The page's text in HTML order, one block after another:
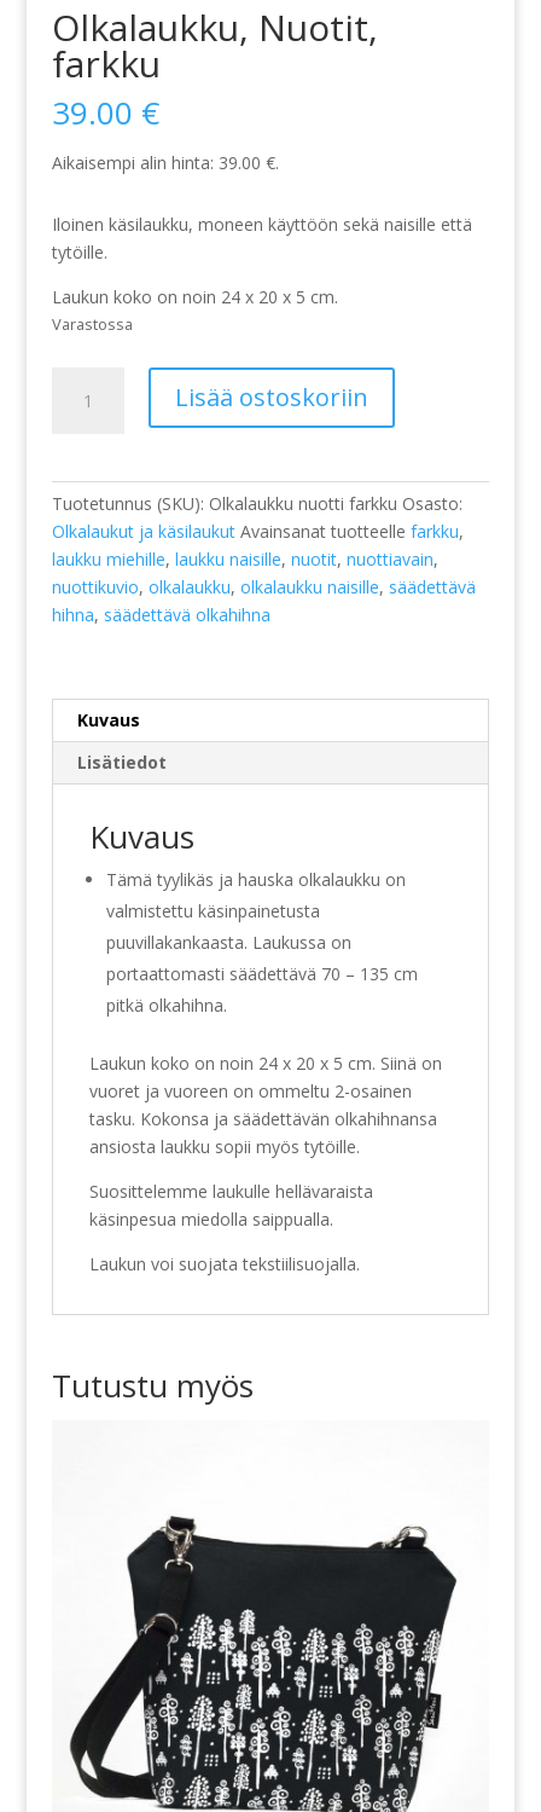
Olkalaukku, Nuotit,
farkku
39.00 €
Aikaisempi alin hinta: 39.00 €.
Iloinen käsilaukku, moneen käyttöön sekä naisille että
tytöille.
Laukun koko on noin 24 x 20 x 5 cm.
Varastossa
Nuotit,
Lisää ostoskoriin
Tuotetunnus (SKU): Olkalaukku nuotti farkku Osasto:
Olkalaukut ja käsilaukut Avainsanat tuotteelle farkku,
laukku miehille, laukku naisille, nuotit, nuottiavain,
nuottikuvio, olkalaukku, olkalaukku naisille, säädettävä
hihna, säädettävä olkahihna
Kuvaus
Lisätiedot
Kuvaus
Tämä tyylikäs ja hauska olkalaukku on
valmistettu käsinpainetusta
puuvillakankaasta. Laukussa on
portaattomasti säädettävä 70 – 135 cm
pitkä olkahihna.
Laukun koko on noin 24 x 20 x 5 cm. Siinä on
vuoret ja vuoreen on ommeltu 2-osainen
tasku. Kokonsa ja säädettävän olkahihnansa
ansiosta laukku sopii myös tytöille.
Suosittelemme laukulle hellävaraista
käsinpesua miedolla saippualla.
Laukun voi suojata tekstiilisuojalla.
Tutustu myös